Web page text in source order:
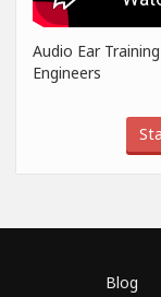
Audio Ear
Engineers
Blog